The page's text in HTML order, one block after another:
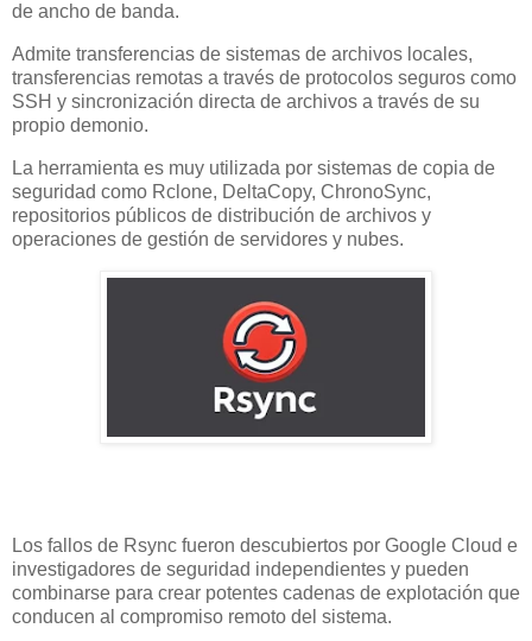
de ancho de banda.
Admite transferencias de sistemas de archivos locales,
transferencias remotas a través de protocolos seguros como
SSH y sincronización directa de archivos a través de su
propio demonio.
La herramienta es muy utilizada por sistemas de copia de
seguridad como Rclone, DeltaCopy, ChronoSync,
repositorios públicos de distribución de archivos y
operaciones de gestión de servidores y nubes.
Los fallos de Rsync fueron descubiertos por Google Cloud e
investigadores de seguridad independientes y pueden
combinarse para crear potentes cadenas de explotación que
conducen al compromiso remoto del sistema.